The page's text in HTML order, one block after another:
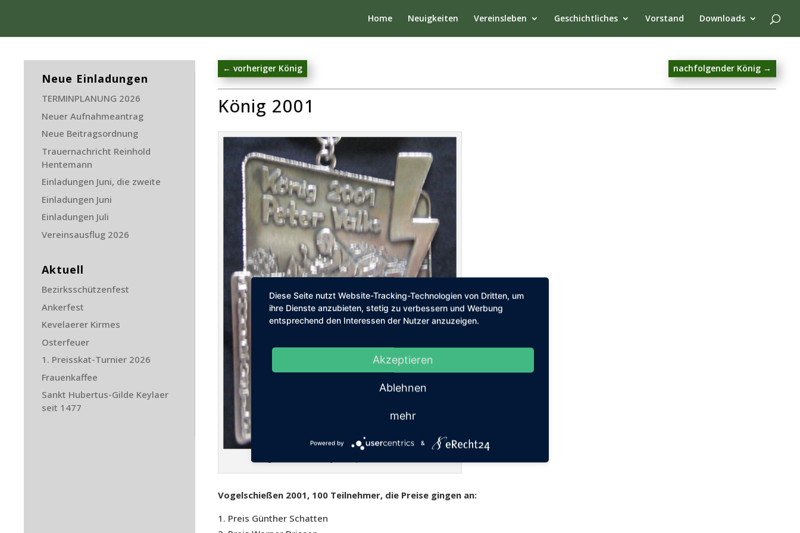
Home Neuigkeiten Vereinsleben Geschichtliches Vorstand Downloads
Neue Einladungen
TERMINPLANUNG 2026
Neuer Aufnahmeantrag
Neue Beitragsordnung
Trauernachricht Reinhold
Hentemann
Einladungen Juni, die zweite
Einladungen Juni
Einladungen Juli
Vereinsausflug 2026
Aktuell
Bezirksschützenfest
Ankerfest
Kevelaerer Kirmes
Osterfeuer
1. Preisskat-Turnier 2026
Frauenkaffee
Sankt Hubertus-Gilde Keylaer
seit 1477
← vorheriger König nachfolgender König→
König 2001
König Peter Valks, Adjutant Johannes Haesters
Vogelschießen 2001, 100 Teilnehmer, die Preise gingen an:
Preis Günther Schatten
Diese Seite nutzt Website-Tracking-Technologien von Dritten, um
ihre Dienste anzubieten, stetig zu verbessern und Werbung
entsprechend den Interessen der Nutzer anzuzeigen.
Akzeptieren
Ablehnen
mehr
Powered by &